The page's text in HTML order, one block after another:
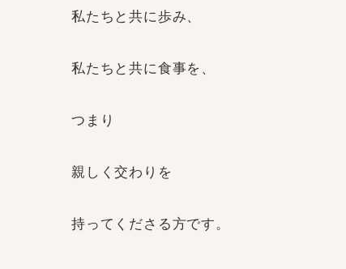
私たちと共に歩み、
私たちと共に食事を、
つまり
親しく交わりを
持ってくださる方です。